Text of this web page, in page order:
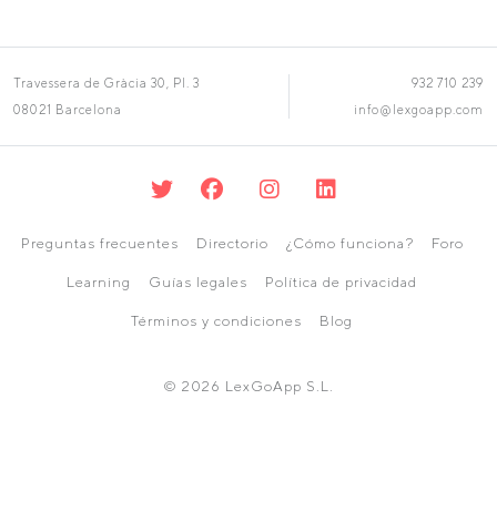
Travessera de Gràcia 30, Pl. 3
08021 Barcelona
932 710 239
info@lexgoapp.com
Preguntas frecuentes Directorio ¿Cómo funciona? Foro
Learning Guías legales Política de privacidad
Términos y condiciones Blog
© 2026 LexGoApp S.L.